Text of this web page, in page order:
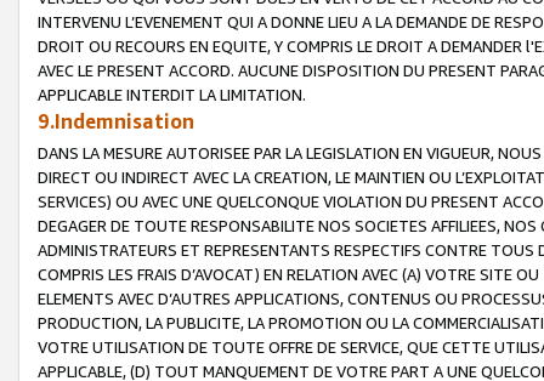
INTERVENU L’EVENEMENT QUI A DONNE LIEU A LA DEMANDE DE
DROIT OU RECOURS EN EQUITE, Y COMPRIS LE DROIT A DEMANDER
AVEC LE PRESENT ACCORD. AUCUNE DISPOSITION DU PRESENT
APPLICABLE INTERDIT LA LIMITATION.
9.Indemnisation
DANS LA MESURE AUTORISEE PAR LA LEGISLATION EN VIGUEUR,
DIRECT OU INDIRECT AVEC LA CREATION, LE MAINTIEN OU
SERVICES) OU AVEC UNE QUELCONQUE VIOLATION DU PRESENT
DEGAGER DE TOUTE RESPONSABILITE NOS SOCIETES AFFILIEES,
ADMINISTRATEURS ET REPRESENTANTS RESPECTIFS CONTRE
COMPRIS LES FRAIS D’AVOCAT) EN RELATION AVEC (A) VOTRE SITE
ELEMENTS AVEC D’AUTRES APPLICATIONS, CONTENUS OU
PRODUCTION, LA PUBLICITE, LA PROMOTION OU LA
VOTRE UTILISATION DE TOUTE OFFRE DE SERVICE, QUE CETTE
APPLICABLE, (D) TOUT MANQUEMENT DE VOTRE PART A UNE